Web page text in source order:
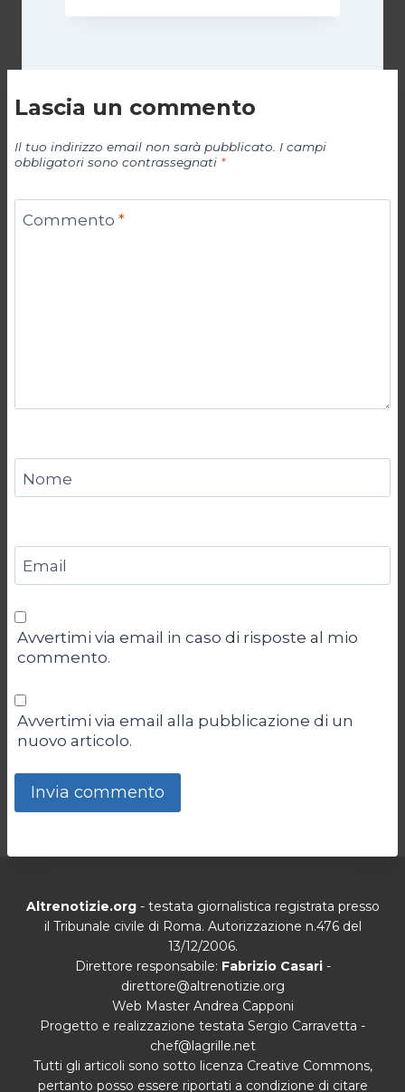
Lascia un commento
Il tuo indirizzo email non sarà pubblicato. I campi
obbligatori sono contrassegnati *
Commento *
Nome
Email
Avvertimi via email in caso di risposte al mio
commento.
Avvertimi via email alla pubblicazione di un
nuovo articolo.
Altrenotizie.org- testata giornalistica registrata presso
il Tribunale civile di Roma. Autorizzazione n.476 del
13/12/2006.
Direttore responsabile: Fabrizio Casari-
direttore@altrenotizie.org
Web Master Andrea Capponi
Progetto e realizzazione testata Sergio Carravetta -
chef@lagrille.net
Tutti gli articoli sono sotto licenza Creative Commons,
pertanto posso essere riportati a condizione di citare